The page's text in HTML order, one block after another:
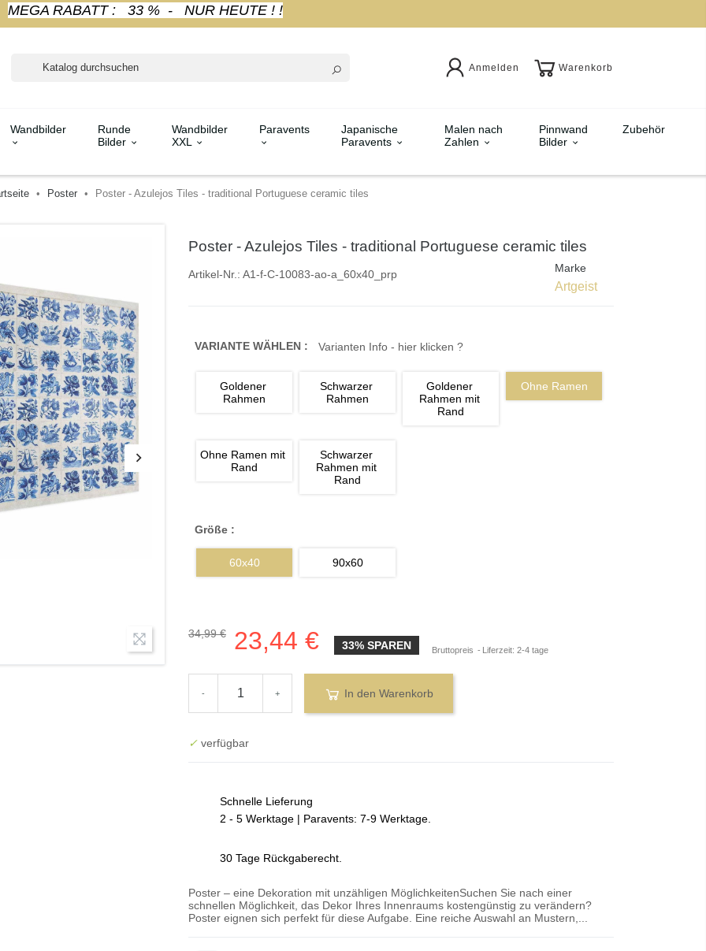
MEGA RABATT : 33 % - NUR HEUTE ! !
Anmelden Warenkorb
Wandbilder
Runde
Bilder
Wandbilder
XXL
Paravents
Japanische
Paravents
Malen nach
Zahlen
Pinnwand
Bilder
Zubehör
Poster Poster - Azulejos Tiles - traditional Portuguese ceramic tiles
Poster - Azulejos Tiles - traditional Portuguese ceramic tiles
Artikel-Nr.: A1-f-C-10083-ao-a_60x40_prp Marke
Artgeist
VARIANTE WÄHLEN : Varianten Info - hier klicken ?
Goldener
Rahmen
Schwarzer
Rahmen
Goldener
Rahmen mit
Rand
Ohne Ramen
Ohne Ramen mit
Rand
Schwarzer
Rahmen mit
Rand
Größe :
60x40 90x60
34,99 € 23,44 € 33% SPAREN Bruttopreis Liferzeit: 2-4 tage
- + In den Warenkorb
✓ verfügbar
Schnelle Lieferung
2 - 5 Werktage | Paravents: 7-9 Werktage.
30 Tage Rückgaberecht.
Poster – eine Dekoration mit unzähligen MöglichkeitenSuchen Sie nach einer
schnellen Möglichkeit, das Dekor Ihres Innenraums kostengünstig zu verändern?
Poster eignen sich perfekt für diese Aufgabe. Eine reiche Auswahl an Mustern,...